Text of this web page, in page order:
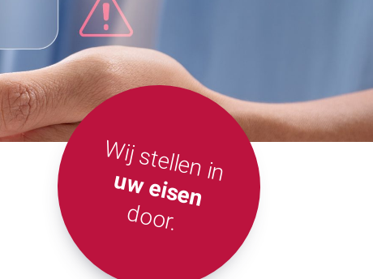
Wij stellen in
uw eisen
door.